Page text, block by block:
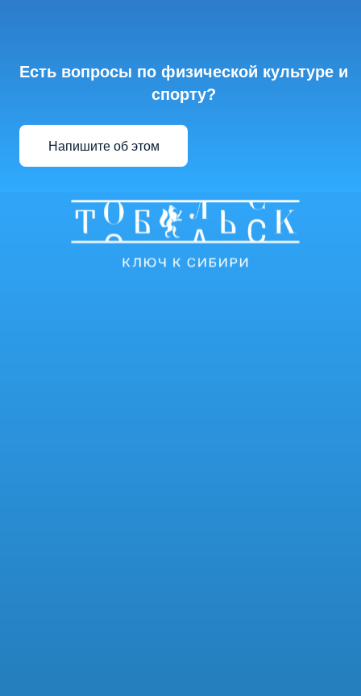
Есть вопросы по физической культуре и
спорту?
Напишите об этом